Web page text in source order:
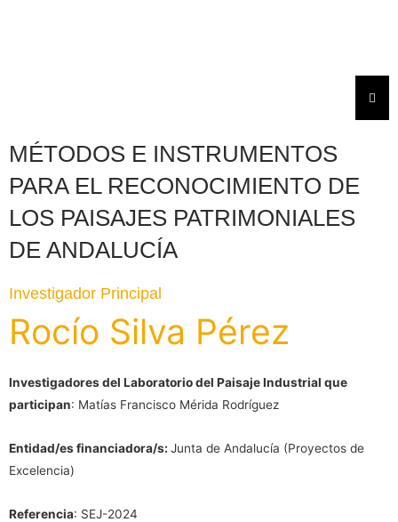
MÉTODOS E INSTRUMENTOS
PARA EL RECONOCIMIENTO DE
LOS PAISAJES PATRIMONIALES
DE ANDALUCÍA
Investigador Principal
Rocío Silva Pérez
Investigadores del Laboratorio del Paisaje Industrial que
participan: Matías Francisco Mérida Rodríguez
Entidad/es financiadora/s: Junta de Andalucía (Proyectos de
Excelencia)
Referencia: SEJ-2024